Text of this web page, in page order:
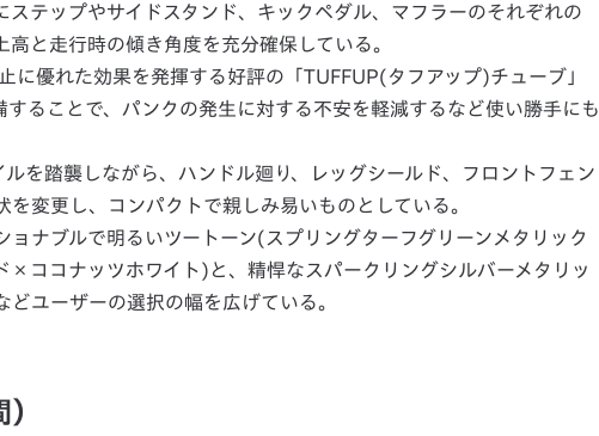
テップやサイドスタンド、キックペダル、マフラーのそれぞれの
と走行時の傾き角度を充分確保している。
に優れた効果を発揮する好評の「TUFFUP(タフアップ)チューブ」
ることで、パンクの発生に対する不安を軽減するなど使い勝手にも
を踏襲しながら、ハンドル廻り、レッグシールド、フロントフェン
変更し、コンパクトで親しみ易いものとしている。
ナブルで明るいツートーン(スプリングターフグリーンメタリック
ココナッツホワイト)と、精悍なスパークリングシルバーメタリッ
ユーザーの選択の幅を広げている。